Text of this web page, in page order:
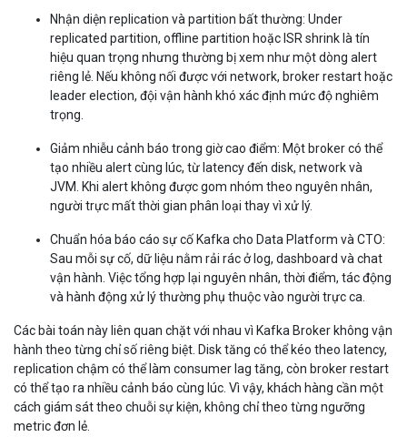
Nhận diện replication và partition bất thường: Under
replicated partition, offline partition hoặc ISR shrink là tín
hiệu quan trọng nhưng thường bị xem như một dòng alert
riêng lẻ. Nếu không nối được với network, broker restart hoặc
leader election, đội vận hành khó xác định mức độ nghiêm
trọng.
Giảm nhiễu cảnh báo trong giờ cao điểm: Một broker có thể
tạo nhiều alert cùng lúc, từ latency đến disk, network và
JVM. Khi alert không được gom nhóm theo nguyên nhân,
người trực mất thời gian phân loại thay vì xử lý.
Chuẩn hóa báo cáo sự cố Kafka cho Data Platform và CTO:
Sau mỗi sự cố, dữ liệu nằm rải rác ở log, dashboard và chat
vận hành. Việc tổng hợp lại nguyên nhân, thời điểm, tác động
và hành động xử lý thường phụ thuộc vào người trực ca.
Các bài toán này liên quan chặt với nhau vì Kafka Broker không vận
hành theo từng chỉ số riêng biệt. Disk tăng có thể kéo theo latency,
replication chậm có thể làm consumer lag tăng, còn broker restart
có thể tạo ra nhiều cảnh báo cùng lúc. Vì vậy, khách hàng cần một
cách giám sát theo chuỗi sự kiện, không chỉ theo từng ngưỡng
metric đơn lẻ.